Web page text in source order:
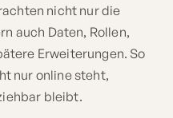
nicht nur die
auch Daten, Rollen,
Erweiterungen. So
nur online steht,
bleibt.